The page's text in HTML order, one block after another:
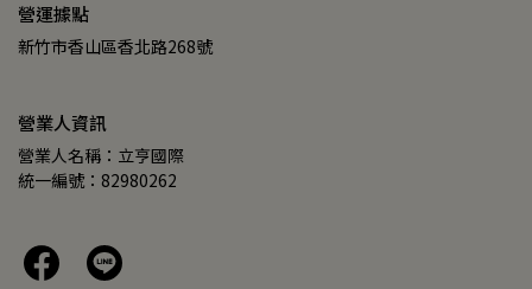
營運據點
新竹市香山區香北路268號
營業人資訊
營業人名稱：立亨國際
統一編號：82980262